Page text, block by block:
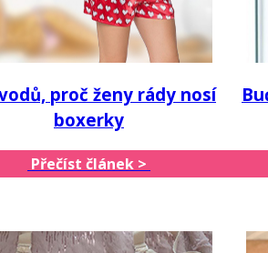
proč ženy rády nosí
boxerky
Přečíst článek >